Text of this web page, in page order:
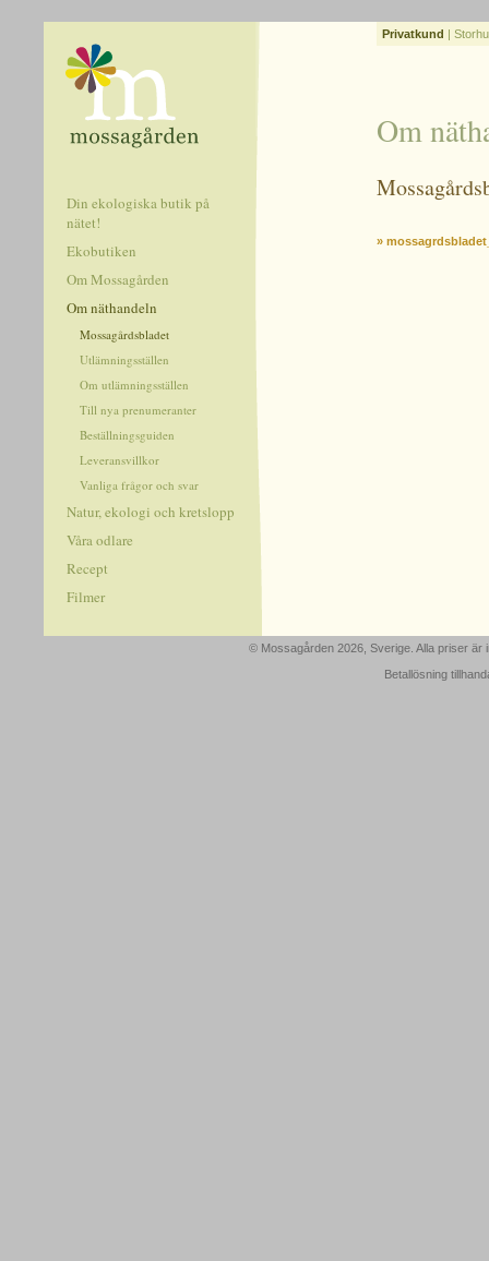
Din ekologiska butik på
nätet!
Ekobutiken
Om Mossagården
Om näthandeln
Mossagårdsbladet
Utlämningsställen
Om utlämningsställen
Till nya prenumeranter
Beställningsguiden
Leveransvillkor
Vanliga frågor och svar
Natur, ekologi och kretslopp
Våra odlare
Recept
Filmer
Privatkund |
Om
»
© Mossagården 2026, Sverige. Alla priser
Betallösning